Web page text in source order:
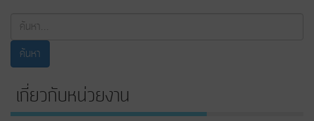
ค้นหา...
ค้นหา
เกี่ยวกับหน่วยงาน